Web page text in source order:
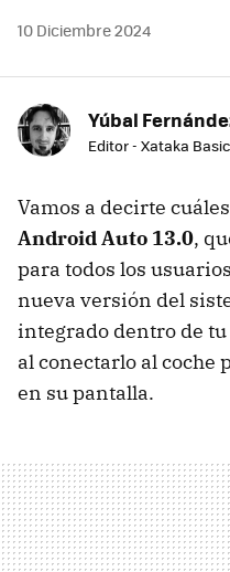
10 Diciembre 2024
Yúbal
Editor - Xataka
Vamos a decirte
Android Auto 13.0,
para todos los
nueva versión del
integrado dentro de
al conectarlo al coche
en su pantalla.